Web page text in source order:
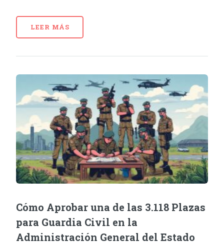
LEER MÁS
Cómo Aprobar una de las 3.118 Plazas
para Guardia Civil en la
Administración General del Estado